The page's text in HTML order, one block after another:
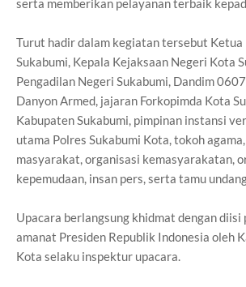
serta memberikan pelayanan terbaik
Turut hadir dalam kegiatan tersebut Ketua
Sukabumi, Kepala Kejaksaan Negeri Kota
Pengadilan Negeri Sukabumi, Dandim
Danyon Armed, jajaran Forkopimda Kota
Kabupaten Sukabumi, pimpinan instansi
utama Polres Sukabumi Kota, tokoh
masyarakat, organisasi kemasyarakatan,
kepemudaan, insan pers, serta tamu
Upacara berlangsung khidmat dengan diisi
amanat Presiden Republik Indonesia oleh
Kota selaku inspektur upacara.